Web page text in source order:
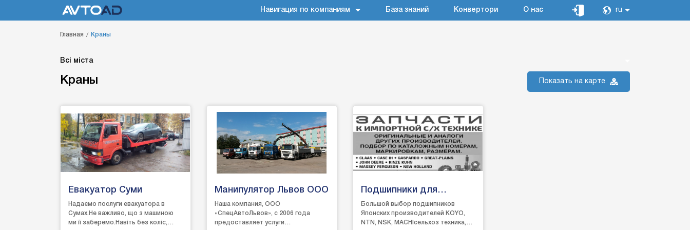
Навигация по компаниям База знаний Конвертори О нас ru
Главная Краны
Всі міста
Краны Показать на карте
Евакуатор Суми
Надаємо послуги евакуатора в
Сумах.Не важливо, що з машиною
ми її заберемо.Навіть без коліс,
Манипулятор Львов ООО
Наша компания, ООО
«СпецАвтоЛьвов», с 2006 года
предоставляет услуги
Подшипники для
сельхоз техники
Большой выбор подшипников
Японских производителей KOYO,
NTN, NSK, MACHIсельхоз техника,